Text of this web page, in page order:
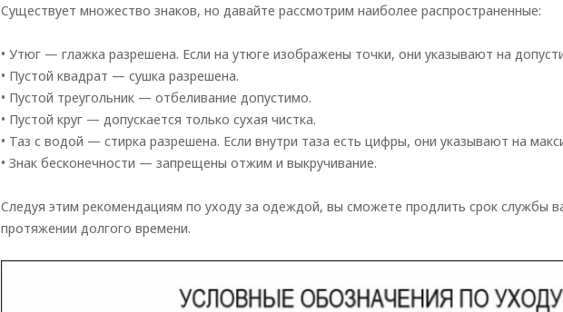
Существует множество знаков, но давайте рассмотрим наиболее распространенные:
• Утюг — глажка разрешена. Если на утюге изображены точки, они указывают на
• Пустой квадрат — сушка разрешена.
• Пустой треугольник — отбеливание допустимо.
• Пустой круг — допускается только сухая чистка.
• Таз с водой — стирка разрешена. Если внутри таза есть цифры, они указывают на
• Знак бесконечности — запрещены отжим и выкручивание.
Следуя этим рекомендациям по уходу за одеждой, вы сможете продлить срок службы
протяжении долгого времени.